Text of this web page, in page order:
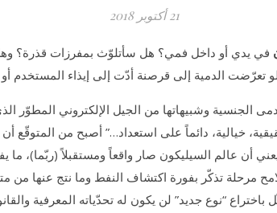
21 أكتوبر 2018
في يدي أو داخل فمي؟ هل سأتلوّث بمفرزات قذرة؟ وهل
تعرّضت الدمية إلى قرصنة أدّت إلى إيذاء المستخدم أو
الجنسية وشبيهاتها من الجيل الإلكتروني المطوّر
خيالية، دائماً على استعداد…” أصبح من المتوقّع
يعني أن عالم السيليكون صار واقعاً ومستقبلاً (ربّما)،
مرحلة تذكّر بفورة اكتشاف النفط وما نتج عنها من
باختراع “نوع جديد” لن يكون له تحدّياته المعرفية